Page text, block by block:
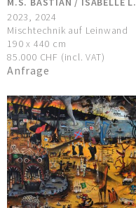
2023, 2024
Mischtechnik auf Leinwand
190 x 440 cm
85.000 CHF (incl. VAT)
Anfrage